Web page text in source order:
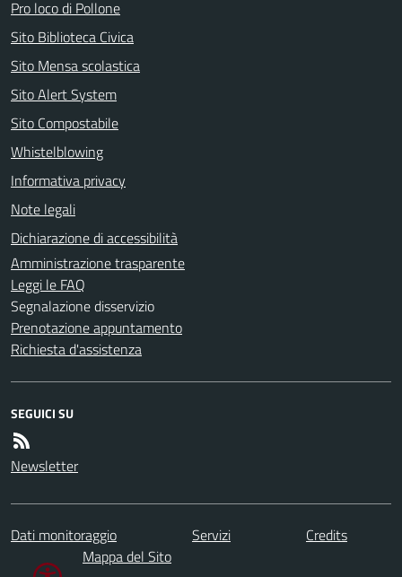
Pro loco di Pollone
Sito Biblioteca Civica
Sito Mensa scolastica
Sito Alert System
Sito Compostabile
Whistelblowing
Informativa privacy
Note legali
Dichiarazione di accessibilità
Amministrazione trasparente
Leggi le FAQ
Segnalazione disservizio
Prenotazione appuntamento
Richiesta d'assistenza
SEGUICI SU
Newsletter
Dati monitoraggio Servizi
Credits
Mappa del Sito